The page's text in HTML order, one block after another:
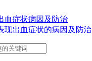
血症状病因及防治
现出血症状的病因及防治